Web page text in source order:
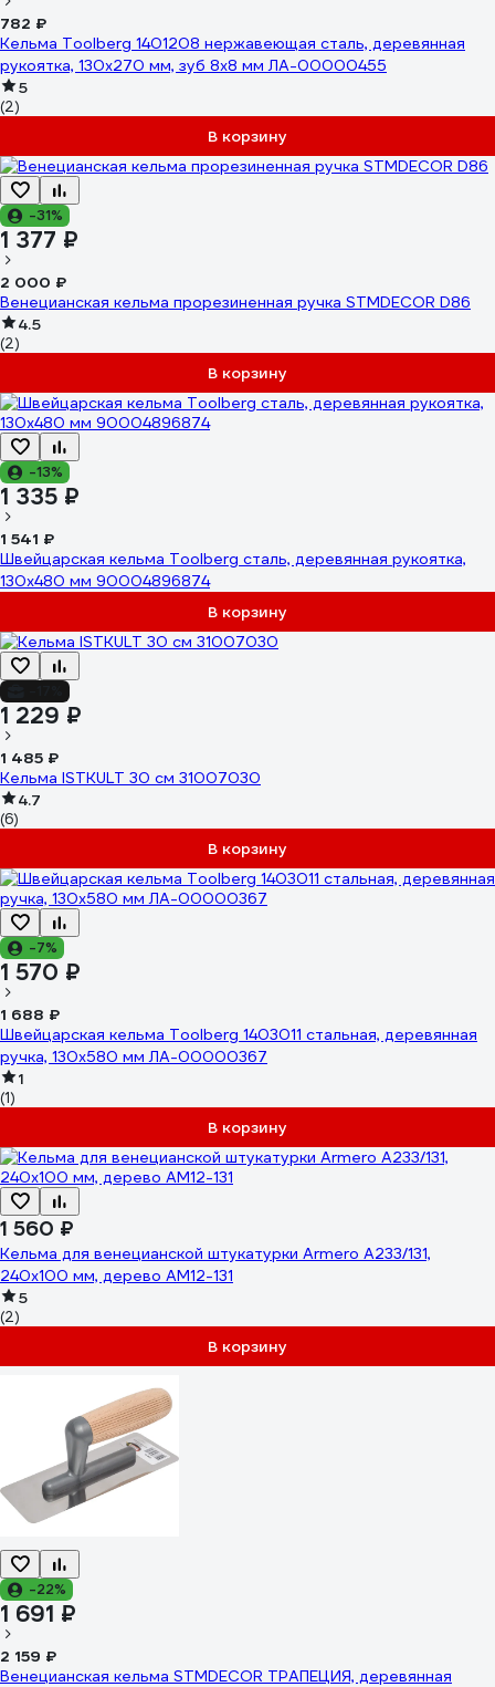
782 ₽
Кельма Toolberg 1401208 нержавеющая сталь, деревянная
рукоятка, 130x270 мм, зуб 8x8 мм ЛА-00000455
5
(2)
В корзину
-31%
1 377 ₽
2 000 ₽
Венецианская кельма прорезиненная ручка STMDECOR D86
4.5
(2)
В корзину
-13%
1 335 ₽
1 541 ₽
Швейцарская кельма Toolberg сталь, деревянная рукоятка,
130x480 мм 90004896874
В корзину
1 229 ₽
1 485 ₽
Кельма ISTKULT 30 см 31007030
4.7
(6)
В корзину
-7%
1 570 ₽
1 688 ₽
Швейцарская кельма Toolberg 1403011 стальная, деревянная
ручка, 130x580 мм ЛА-00000367
1
(1)
В корзину
1 560 ₽
Кельма для венецианской штукатурки Armero А233/131,
240x100 мм, дерево AM12-131
5
(2)
В корзину
-22%
1 691 ₽
2 159 ₽
Венецианская кельма STMDECOR ТРАПЕЦИЯ, деревянная